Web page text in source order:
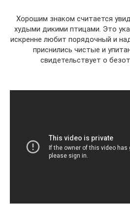
Хорошим знаком считается
худыми дикими птицами. Это
искренне любит порядочный и
приснились чистые и
свидетельствует о